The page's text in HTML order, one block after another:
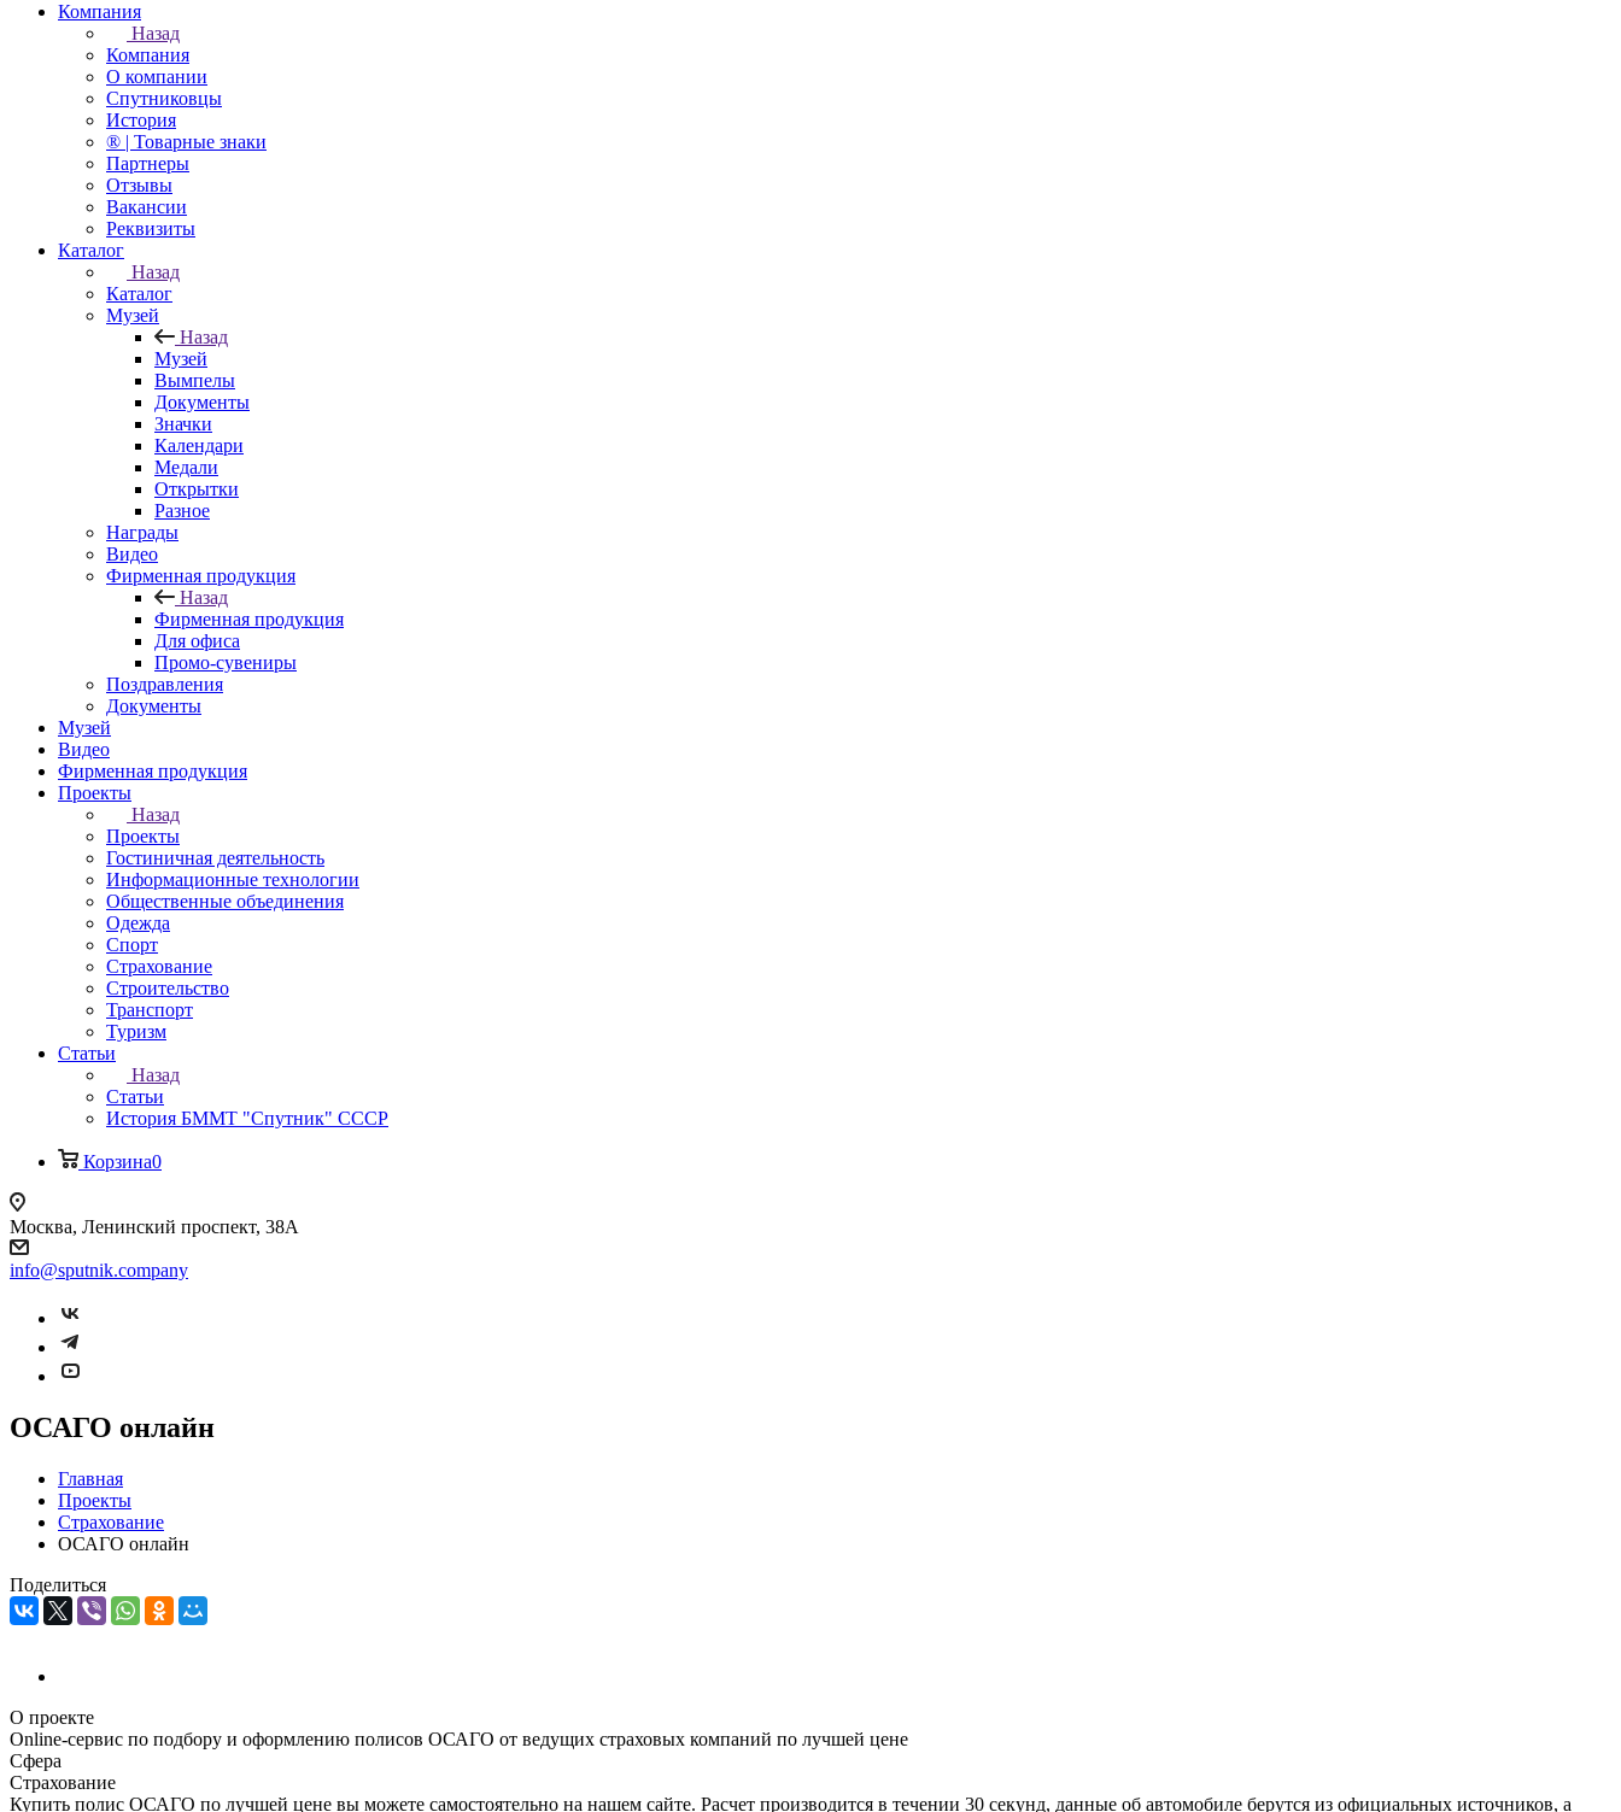
Компания
Назад
Компания
О компании
Спутниковцы
История
® | Товарные знаки
Партнеры
Отзывы
Вакансии
Реквизиты
Каталог
Назад
Каталог
Музей
Назад
Музей
Вымпелы
Документы
Значки
Календари
Медали
Открытки
Разное
Награды
Видео
Фирменная продукция
Назад
Фирменная продукция
Для офиса
Промо-сувениры
Поздравления
Документы
Музей
Видео
Фирменная продукция
Проекты
Назад
Проекты
Гостиничная деятельность
Информационные технологии
Общественные объединения
Одежда
Спорт
Страхование
Строительство
Транспорт
Туризм
Статьи
Назад
Статьи
История БММТ "Спутник" СССР
Корзина0
Москва, Ленинский проспект, 38А
info@sputnik.company
ОСАГО онлайн
Главная
Проекты
Страхование
ОСАГО онлайн
Поделиться
О проекте
Online-сервис по подбору и оформлению полисов ОСАГО от ведущих страховых компаний по лучшей цене
Сфера
Страхование
Купить полис ОСАГО по лучшей цене вы можете самостоятельно на нашем сайте. Расчет производится в течении 30 секунд, данные об автомобиле берутся из официальных источников, а